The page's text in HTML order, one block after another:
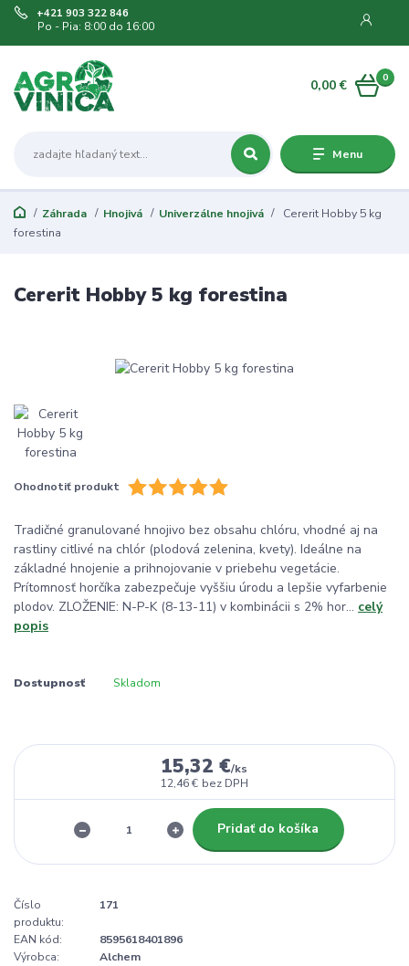
Menu
+421 903 322 846
Po - Pia: 8:00 do 16:00
0
0,00 €
Záhrada Hnojivá Univerzálne hnojivá
Cererit Hobby 5 kg
forestina
Cererit Hobby 5 kg forestina
Ohodnotiť produkt
Tradičné granulované hnojivo bez obsahu chlóru, vhodné aj na
rastliny citlivé na chlór (plodová zelenina, kvety). Ideálne na
základné hnojenie a prihnojovanie v priebehu vegetácie.
Prítomnosť horčíka zabezpečuje vyššiu úrodu a lepšie vyfarbenie
plodov. ZLOŽENIE: N-P-K (8-13-11) v kombinácii s 2% hor... celý
popis
Dostupnosť Skladom
15,32 €/ks
12,46 € bez DPH
Pridať do košíka
Číslo
produktu:
171
EAN kód:
8595618401896
Výrobca:
Alchem